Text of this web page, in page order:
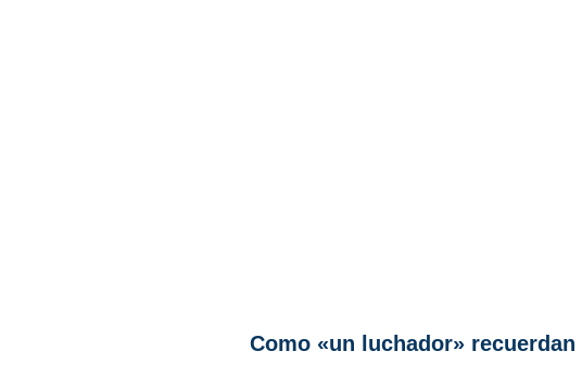
Como «un luchador»